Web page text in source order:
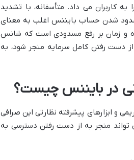
به کاربران می داد. متأسفانه، با تشدید
مسدود شدن حساب بایننس اغلب به معنای
و زمان بر رفع مسدودی است که شانس
دست رفتن کامل سرمایه منجر شود، به
و ابزارهای پیشرفته نظارتی این صرافی
منجر به از دست رفتن دسترسی به